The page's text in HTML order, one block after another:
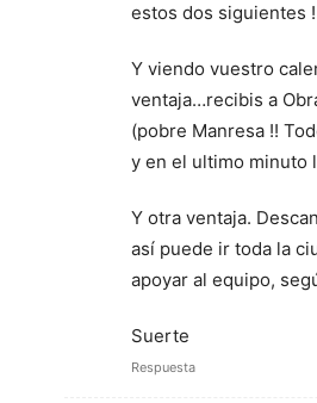
estos dos siguientes
Y viendo vuestro
ventaja…recibis a
(pobre Manresa !!
y en el ultimo minuto
Y otra ventaja.
así puede ir toda la
apoyar al equipo,
Suerte
Respuesta